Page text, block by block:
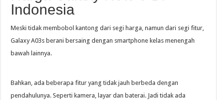
Indonesia
Meski tidak membobol kantong dari segi harga, namun dari segi fitur,
Galaxy A03s berani bersaing dengan smartphone kelas menengah
bawah lainnya.
Bahkan, ada beberapa fitur yang tidak jauh berbeda dengan
pendahulunya. Seperti kamera, layar dan baterai. Jadi tidak ada